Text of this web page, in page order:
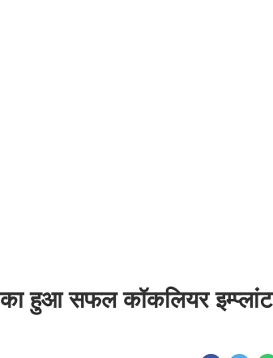
का हुआ सफल कॉकलियर इम्प्लांट